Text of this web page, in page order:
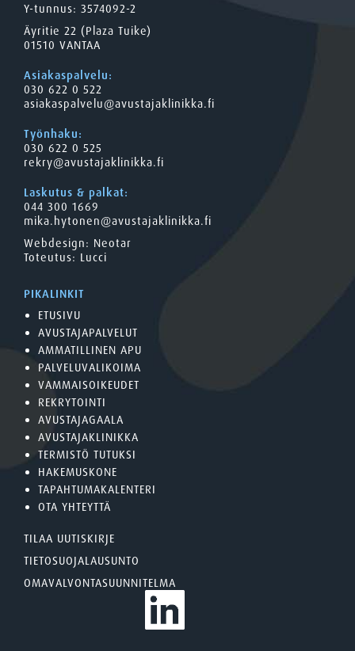
Y-tunnus: 3574092-2
Äyritie 22 (Plaza Tuike)
01510 VANTAA
Asiakaspalvelu:
030 622 0 522
asiakaspalvelu@avustajaklinikka.fi
Työnhaku:
030 622 0 525
rekry@avustajaklinikka.fi
Laskutus & palkat:
044 300 1669
mika.hytonen@avustajaklinikka.fi
Webdesign: Neotar
Toteutus: Lucci
PIKALINKIT
ETUSIVU
AVUSTAJAPALVELUT
AMMATILLINEN APU
PALVELUVALIKOIMA
VAMMAISOIKEUDET
REKRYTOINTI
AVUSTAJAGAALA
AVUSTAJAKLINIKKA
TERMISTÖ TUTUKSI
HAKEMUSKONE
TAPAHTUMAKALENTERI
OTA YHTEYTTÄ
TILAA UUTISKIRJE
TIETOSUOJALAUSUNTO
OMAVALVONTASUUNNITELMA